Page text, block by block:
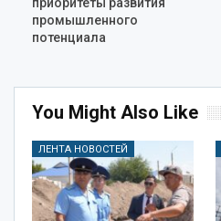
промышленного
потенциала
You Might Also Like
ЛЕНТА НОВОСТЕЙ